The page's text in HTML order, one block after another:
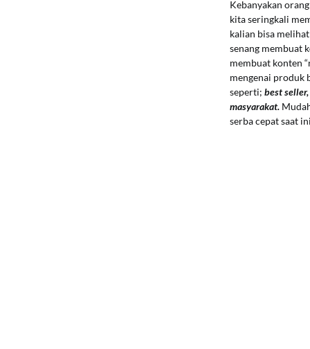
Kebanyakan
kita seringkali
kalian bisa
senang membuat
membuat konten
mengenai produk
seperti; best
masyarakat.
serba cepat saat